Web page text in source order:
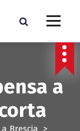
a
Brescia >